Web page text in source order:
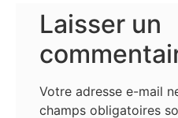
Laisser un
Votre adresse e-mail
champs obligatoires